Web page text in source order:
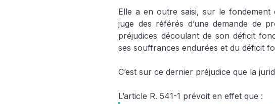
Elle a en outre saisi, sur le fondement
juge des référés d’une demande de
préjudices découlant de son déficit
ses souffrances endurées et du déficit
C’est sur ce dernier préjudice que la
L’article R. 541-1 prévoit en effet que :